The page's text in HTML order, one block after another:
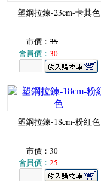
塑鋼拉鍊-23cm-卡其色
市價： 35
會員價： 30
塑鋼拉鍊-18cm-粉紅色
市價： 30
會員價： 25